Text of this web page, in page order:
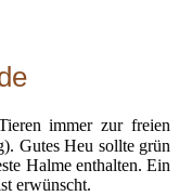
immer zur freien
Gutes Heu sollte grün
Halme enthalten. Ein
erwünscht.